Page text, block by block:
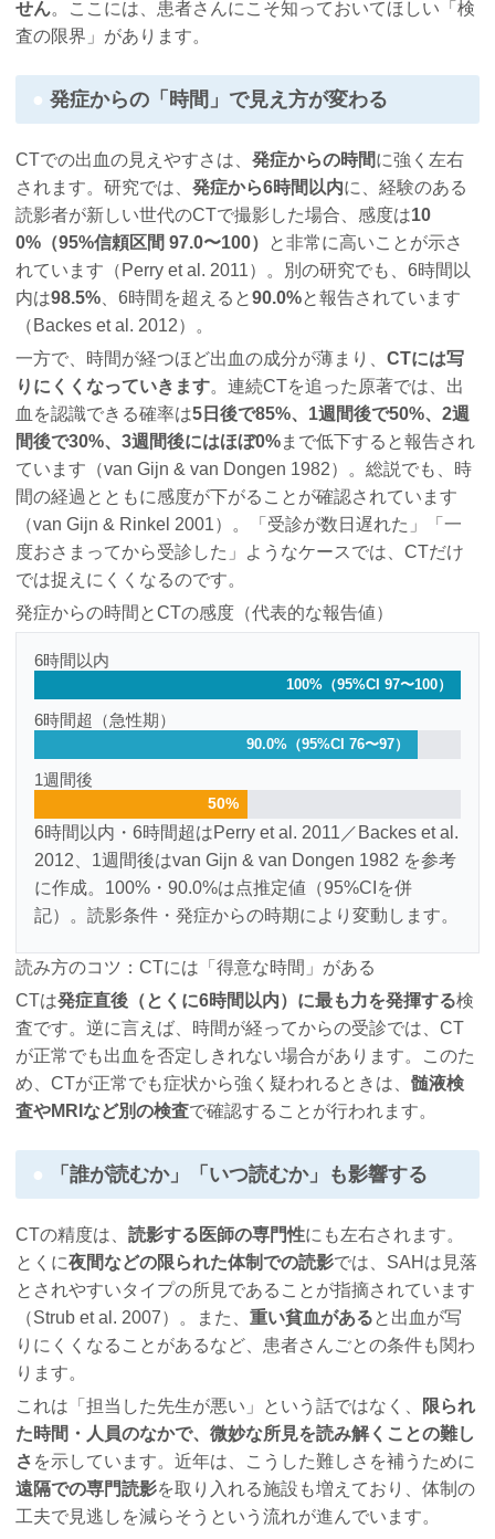
せん。ここには、患者さんにこそ知っておいてほしい「検
査の限界」があります。
発症からの「時間」で見え方が変わる
CTでの出血の見えやすさは、発症からの時間に強く左右
されます。研究では、発症から6時間以内に、経験のある
読影者が新しい世代のCTで撮影した場合、感度は10
0%（95%信頼区間 97.0〜100） と非常に高いことが示さ
れています（Perry et al. 2011）。別の研究でも、6時間以
内は98.5%、6時間を超えると90.0%と報告されています
（Backes et al. 2012）。
一方で、時間が経つほど出血の成分が薄まり、CTには写
りにくくなっていきます。連続CTを追った原著では、出
血を認識できる確率は5日後で85%、1週間後で50%、2週
間後で30%、3週間後にはほぼ0%まで低下すると報告され
ています（van Gijn & van Dongen 1982）。総説でも、時
間の経過とともに感度が下がることが確認されています
（van Gijn & Rinkel 2001）。「受診が数日遅れた」「一
度おさまってから受診した」ようなケースでは、CTだけ
では捉えにくくなるのです。
発症からの時間とCTの感度（代表的な報告値）
6時間以内
100%（95%CI 97〜100）
6時間超（急性期）
90.0%（95%CI 76〜97）
1週間後
50%
6時間以内・6時間超はPerry et al. 2011／Backes et al.
2012、1週間後はvan Gijn & van Dongen 1982 を参考
に作成。100%・90.0%は点推定値（95%CIを併
記）。読影条件・発症からの時期により変動します。
読み方のコツ：CTには「得意な時間」がある
CTは発症直後（とくに6時間以内）に最も力を発揮する検
査です。逆に言えば、時間が経ってからの受診では、CT
が正常でも出血を否定しきれない場合があります。このた
め、CTが正常でも症状から強く疑われるときは、髄液検
査やMRIなど別の検査で確認することが行われます。
「誰が読むか」「いつ読むか」も影響する
CTの精度は、読影する医師の専門性にも左右されます。
とくに夜間などの限られた体制での読影では、SAHは見落
とされやすいタイプの所見であることが指摘されています
（Strub et al. 2007）。また、重い貧血があると出血が写
りにくくなることがあるなど、患者さんごとの条件も関わ
ります。
これは「担当した先生が悪い」という話ではなく、 限られ
た時間・人員のなかで、微妙な所見を読み解くことの難し
さ を示しています。近年は、こうした難しさを補うために
遠隔での専門読影を取り入れる施設も増えており、体制の
工夫で見逃しを減らそうという流れが進んでいます。